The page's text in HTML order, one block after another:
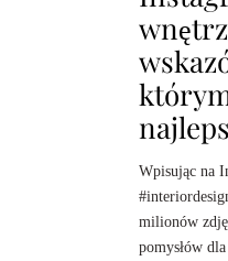
Wpisując na
milionów
pomysłów